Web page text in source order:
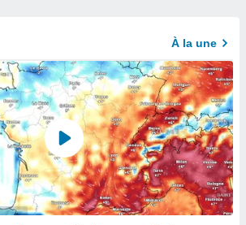
À la une